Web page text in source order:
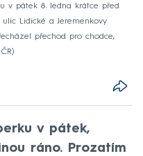
v pátek 8. ledna krátce před
Lidické a Jeremenkovy
přechod pro chodce,
v pátek,
ráno. Prozatím